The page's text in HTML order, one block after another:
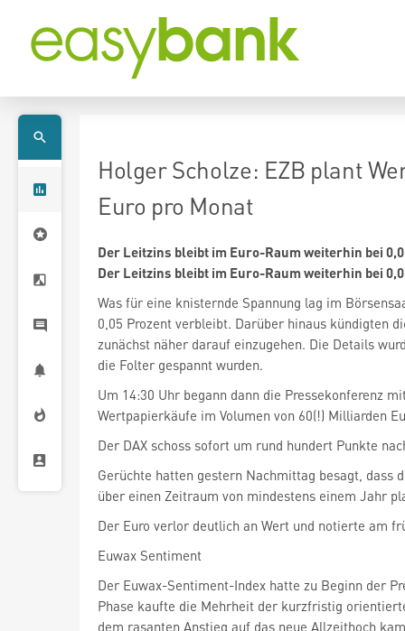
Holger Scholze: EZB plant
Euro pro Monat
Der Leitzins bleibt im Euro-Raum weiterhin bei
Der Leitzins bleibt im Euro-Raum weiterhin bei
Was für eine knisternde Spannung lag im
0,05 Prozent verbleibt. Darüber hinaus kündigten
zunächst näher darauf einzugehen. Die Details
die Folter gespannt wurden.
Um 14:30 Uhr begann dann die Pressekonferenz
Wertpapierkäufe im Volumen von 60(!) Milliarden
Der DAX schoss sofort um rund hundert Punkte
Gerüchte hatten gestern Nachmittag besagt, dass
über einen Zeitraum von mindestens einem Jahr
Der Euro verlor deutlich an Wert und notierte am
Euwax Sentiment
Der Euwax-Sentiment-Index hatte zu Beginn der
Phase kaufte die Mehrheit der kurzfristig
dem rasanten Anstieg auf das neue Allzeithoch